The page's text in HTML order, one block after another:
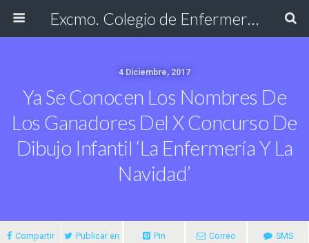
Excmo. Colegio de Enfermería de Cádiz
4 Diciembre, 2017
Ya Se Conocen Los Nombres De
Los Ganadores Del X Concurso De
Dibujo Infantil ‘La Enfermería Y La
Navidad’
Compartir
Publicar en
Pin
Correo
SMS